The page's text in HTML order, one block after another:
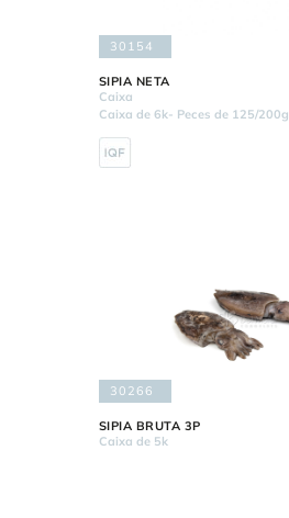
30154
SIPIA NETA
Caixa
Caixa de 6k- Peces de 125/200g
30266
SIPIA BRUTA 3P
Caixa de 5k